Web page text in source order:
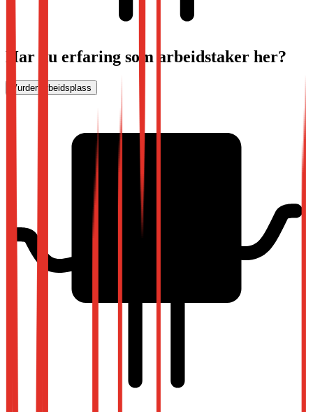
Har du erfaring som arbeidstaker her?
Vurder arbeidsplass